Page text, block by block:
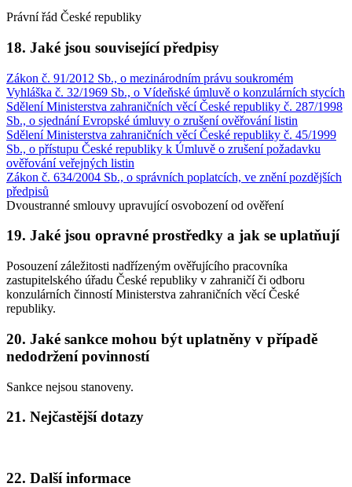
Právní řád České republiky
18. Jaké jsou související předpisy
Zákon č. 91/2012 Sb., o mezinárodním právu soukromém
Vyhláška č. 32/1969 Sb., o Vídeňské úmluvě o konzulárních stycích
Sdělení Ministerstva zahraničních věcí České republiky č. 287/1998
Sb., o sjednání Evropské úmluvy o zrušení ověřování listin
Sdělení Ministerstva zahraničních věcí České republiky č. 45/1999
Sb., o přístupu České republiky k Úmluvě o zrušení požadavku
ověřování veřejných listin
Zákon č. 634/2004 Sb., o správních poplatcích, ve znění pozdějších
předpisů
Dvoustranné smlouvy upravující osvobození od ověření
19. Jaké jsou opravné prostředky a jak se uplatňují
Posouzení záležitosti nadřízeným ověřujícího pracovníka
zastupitelského úřadu České republiky v zahraničí či odboru
konzulárních činností Ministerstva zahraničních věcí České
republiky.
20. Jaké sankce mohou být uplatněny v případě
nedodržení povinností
Sankce nejsou stanoveny.
21. Nejčastější dotazy
22. Další informace